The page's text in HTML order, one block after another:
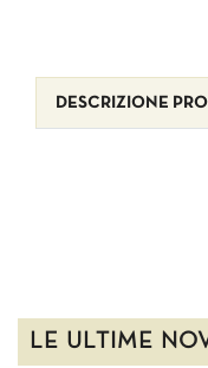
DESCRIZIONE
LE ULTIME